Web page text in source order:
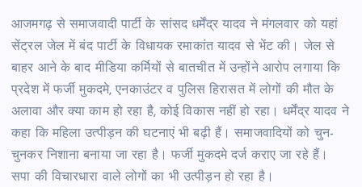
आजमगढ़ से समाजवादी पार्टी के सांसद धर्मेंद्र यादव ने मंगलवार को यहां
सेंट्रल जेल में बंद पार्टी के विधायक रमाकांत यादव से भेंट की। जेल से
बाहर आने के बाद मीडिया कर्मियों से बातचीत में उन्होंने आरोप लगाया कि
प्रदेश में फर्जी मुकदमे, एनकाउंटर व पुलिस हिरासत में लोगों की मौत के
अलावा और क्या काम हो रहा है, कोई विकास नहीं हो रहा। धर्मेंद्र यादव ने
कहा कि महिला उत्पीड़न की घटनाएं भी बढ़ी हैं। समाजवादियों को चुन-
चुनकर निशाना बनाया जा रहा है। फर्जी मुकदमे दर्ज कराए जा रहे हैं।
सपा की विचारधारा वाले लोगों का भी उत्पीड़न हो रहा है।